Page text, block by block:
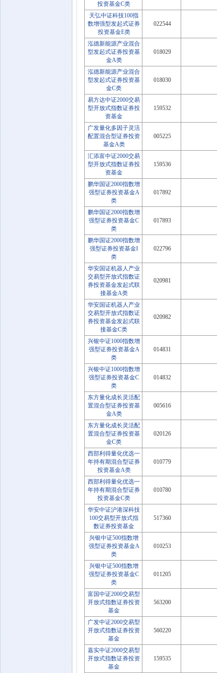
投资基金C类
天弘中证科技100指
数增强型发起式证券
投资基金E类
022544
泓德新能源产业混合
型发起式证券投资基
金A类
018029
泓德新能源产业混合
型发起式证券投资基
金C类
018030
易方达中证2000交易
型开放式指数证券投
资基金
159532
广发量化多因子灵活
配置混合型证券投资
基金A类
005225
汇添富中证2000交易
型开放式指数证券投
资基金
159536
鹏华国证2000指数增
强型证券投资基金A
类
017892
鹏华国证2000指数增
强型证券投资基金C
类
017893
鹏华国证2000指数增
强型证券投资基金I
类
022796
华安国证机器人产业
交易型开放式指数证
券投资基金发起式联
接基金A类
020981
华安国证机器人产业
交易型开放式指数证
券投资基金发起式联
接基金C类
020982
兴银中证1000指数增
强型证券投资基金A
类
014831
兴银中证1000指数增
强型证券投资基金C
类
014832
东方量化成长灵活配
置混合型证券投资基
金A类
005616
东方量化成长灵活配
置混合型证券投资基
金C类
020126
西部利得量化优选一
年持有期混合型证券
投资基金A类
010779
西部利得量化优选一
年持有期混合型证券
投资基金C类
010780
华安中证沪港深科技
100交易型开放式指
数证券投资基金
517360
兴银中证500指数增
强型证券投资基金A
类
010253
兴银中证500指数增
强型证券投资基金C
类
011205
富国中证2000交易型
开放式指数证券投资
基金
563200
广发中证2000交易型
开放式指数证券投资
基金
560220
嘉实中证2000交易型
开放式指数证券投资
基金
159535